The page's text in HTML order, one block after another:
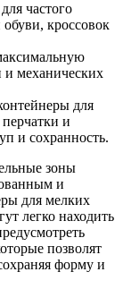
частого
кроссовок
и механических
для
и
и сохранность.
зоны
и
для мелких
легко находить
позволят
форму и